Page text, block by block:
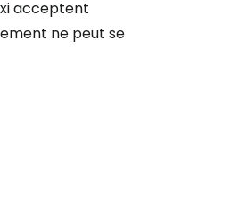
acceptent
ne peut se